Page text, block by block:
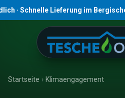
Lieferung im Bergischen
Startseite › Klimaengagement